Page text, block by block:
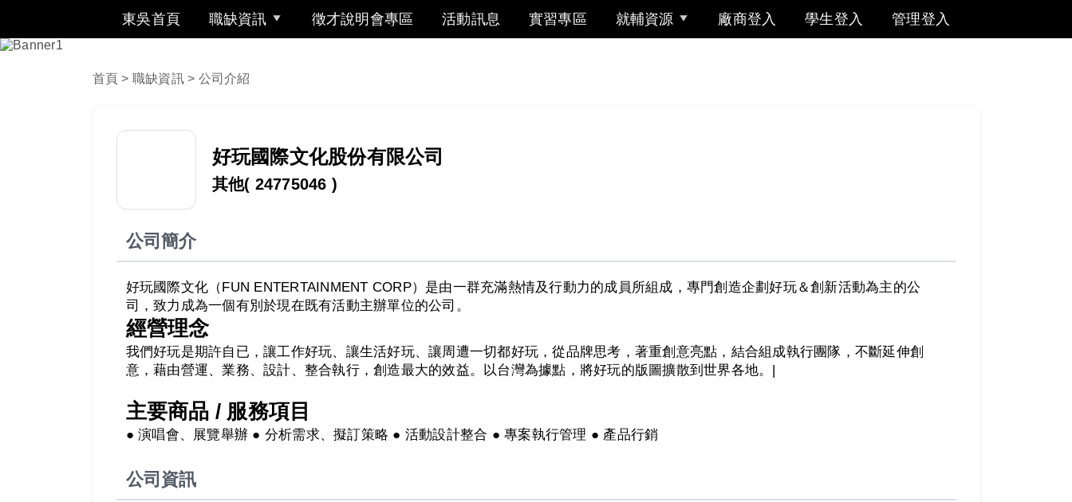
東吳首頁 職缺資訊 徵才說明會專區 活動訊息 實習專區 就輔資源 廠商登入 學生登入 管理登入
首頁 > 職缺資訊> 公司介紹
好玩國際文化股份有限公司
其他( 24775046 )
公司簡介
好玩國際文化（FUN ENTERTAINMENT CORP）是由一群充滿熱情及行動力的成員所組成，專門創造企劃好玩＆創新活動為主的公
司，致力成為一個有別於現在既有活動主辦單位的公司。
經營理念
我們好玩是期許自已，讓工作好玩、讓生活好玩、讓周遭一切都好玩，從品牌思考，著重創意亮點，結合組成執行團隊，不斷延伸創
意，藉由營運、業務、設計、整合執行，創造最大的效益。以台灣為據點，將好玩的版圖擴散到世界各地。|
主要商品 / 服務項目
● 演唱會、展覽舉辦 ● 分析需求、擬訂策略 ● 活動設計整合 ● 專案執行管理 ● 產品行銷
公司資訊